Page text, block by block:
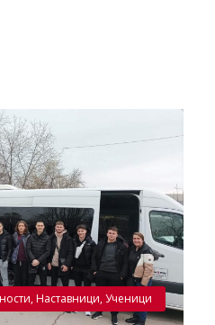
, Наставници,Ученици